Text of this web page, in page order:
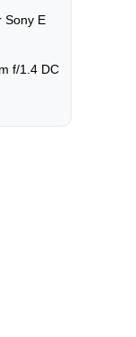
Sony E
f/1.4 DC